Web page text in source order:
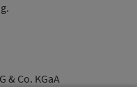
& Co. KGaA